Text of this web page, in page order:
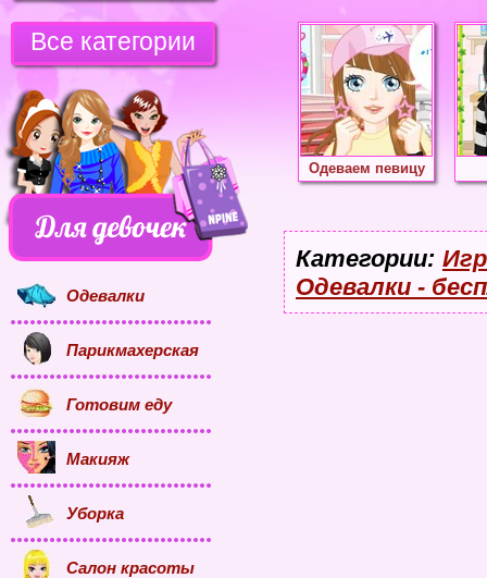
Одеваем певицу
Категории:
Одевалки -
Все категории
Одевалки
Парикмахерская
Готовим еду
Макияж
Уборка
Салон красоты